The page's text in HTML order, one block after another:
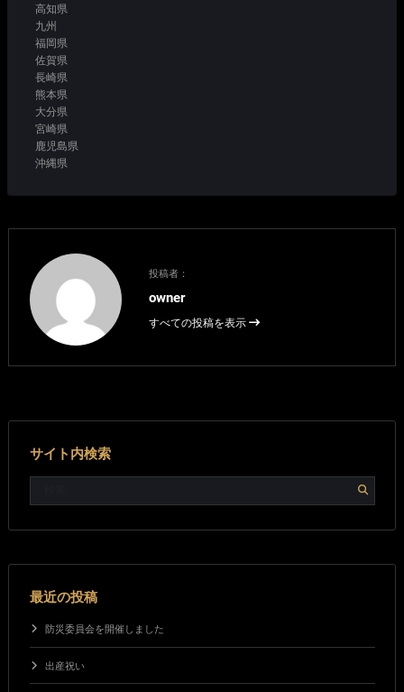
高知県
九州
福岡県
佐賀県
長崎県
熊本県
大分県
宮崎県
鹿児島県
沖縄県
投稿者：
owner
すべての投稿を表示
サイト内検索
最近の投稿
防災委員会を開催しました
出産祝い